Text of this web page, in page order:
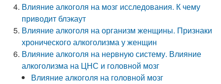
Влияние алкоголя на мозг исследования. К чему
приводит блэкаут
Влияние алкоголя на организм женщины. Признаки
хронического алкоголизма у женщин
Влияние алкоголя на нервную систему. Влияние
алкоголизма на ЦНС и головной мозг
Влияние алкоголя на головной мозг